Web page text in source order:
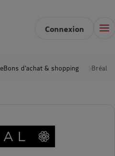
Connexion
eBons d'achat & shopping Bréal